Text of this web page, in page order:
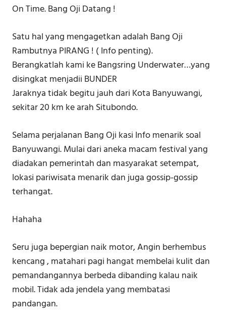
On Time. Bang Oji Datang !
Satu hal yang mengagetkan adalah Bang Oji
Rambutnya PIRANG ! ( Info penting).
Berangkatlah kami ke Bangsring Underwater…yang
disingkat menjadii BUNDER
Jaraknya tidak begitu jauh dari Kota Banyuwangi,
sekitar 20 km ke arah Situbondo.
Selama perjalanan Bang Oji kasi Info menarik soal
Banyuwangi. Mulai dari aneka macam festival yang
diadakan pemerintah dan masyarakat setempat,
lokasi pariwisata menarik dan juga gossip-gossip
terhangat.
Hahaha
Seru juga bepergian naik motor, Angin berhembus
kencang , matahari pagi hangat membelai kulit dan
pemandangannya berbeda dibanding kalau naik
mobil. Tidak ada jendela yang membatasi
pandangan.